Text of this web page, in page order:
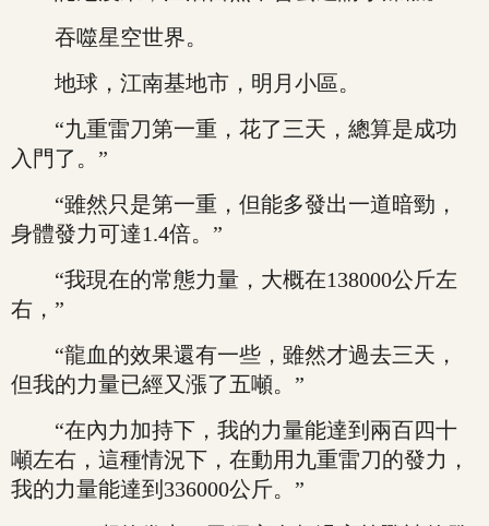
吞噬星空世界。
地球，江南基地市，明月小區。
“九重雷刀第一重，花了三天，總算是成功
入門了。”
“雖然只是第一重，但能多發出一道暗勁，
身體發力可達1.4倍。”
“我現在的常態力量，大概在138000公斤左
右，”
“龍血的效果還有一些，雖然才過去三天，
但我的力量已經又漲了五噸。”
“在內力加持下，我的力量能達到兩百四十
噸左右，這種情況下，在動用九重雷刀的發力，
我的力量能達到336000公斤。”